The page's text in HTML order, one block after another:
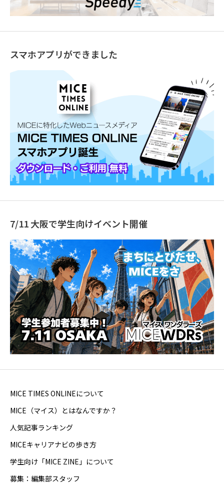
スマホアプリができました
7/11 大阪で学生向けイベント開催
MICE TIMES ONLINEについて
MICE（マイス）とはなんですか？
人気記事ランキング
MICEキャリアナビの歩き方
学生向け「MICE ZINE」について
募集：編集部スタッフ